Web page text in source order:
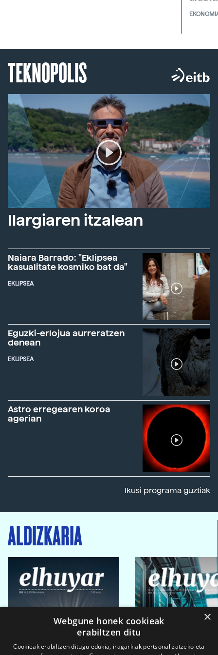
TEKNOPOLIS
Ilargiaren itzalean
Naiara Barrado: "Eklipsea
kasualitate kosmiko bat da"
EKLIPSEA
Eguzki-erlojua aurreratzen
denean
EKLIPSEA
Astro erregearen koroa
agerian
Ikusi programa guztiak
ALDIZKARIA
×
Webgune honek cookieak
erabiltzen ditu
Cookieak erabiltzen ditugu edukia, iragarkiak pertsonalizatzeko eta